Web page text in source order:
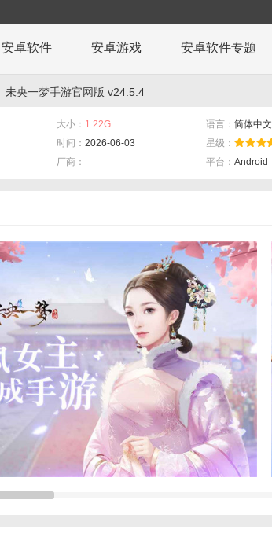
安卓软件 安卓游戏 安卓软件专题
未央一梦手游官网版 v24.5.4
大小： 1.22G 语言： 简体中文
时间： 2026-06-03
星级：
厂商： 平台： Android